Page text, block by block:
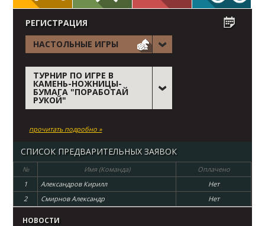
РЕГИСТРАЦИЯ
НАСТОЛЬНЫЕ ИГРЫ
ТУРНИР ПО ИГРЕ В
КАМЕНЬ-НОЖНИЦЫ-
БУМАГА "ПОРАБОТАЙ
РУКОЙ"
прочитать подробно »
СПИСОК ПРЕДВАРИТЕЛЬНЫХ ЗАЯВОК
№ Имя (Команда)
Оплачено
1
Александров Кирилл
Нет
2
Смирнов Александр Нет
НОВОСТИ